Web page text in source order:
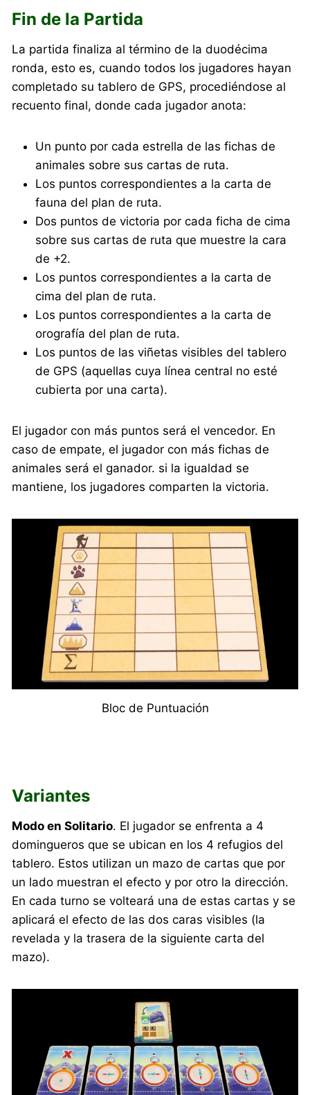
Fin de la Partida
La partida finaliza al término de la duodécima
ronda, esto es, cuando todos los jugadores hayan
completado su tablero de GPS, procediéndose al
recuento final, donde cada jugador anota:
Un punto por cada estrella de las fichas de
animales sobre sus cartas de ruta.
Los puntos correspondientes a la carta de
fauna del plan de ruta.
Dos puntos de victoria por cada ficha de cima
sobre sus cartas de ruta que muestre la cara
de +2.
Los puntos correspondientes a la carta de
cima del plan de ruta.
Los puntos correspondientes a la carta de
orografía del plan de ruta.
Los puntos de las viñetas visibles del tablero
de GPS (aquellas cuya línea central no esté
cubierta por una carta).
El jugador con más puntos será el vencedor. En
caso de empate, el jugador con más fichas de
animales será el ganador. si la igualdad se
mantiene, los jugadores comparten la victoria.
Bloc de Puntuación
Variantes
Modo en Solitario. El jugador se enfrenta a 4
domingueros que se ubican en los 4 refugios del
tablero. Estos utilizan un mazo de cartas que por
un lado muestran el efecto y por otro la dirección.
En cada turno se volteará una de estas cartas y se
aplicará el efecto de las dos caras visibles (la
revelada y la trasera de la siguiente carta del
mazo).